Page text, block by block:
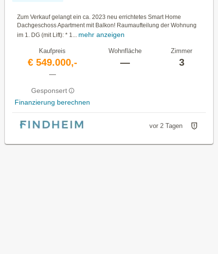
Zum Verkauf gelangt ein ca. 2023 neu errichtetes Smart Home
Dachgeschoss Apartment mit Balkon! Raumaufteilung der Wohnung
im 1. DG (mit Lift): * 1... mehr anzeigen
Kaufpreis
€ 549.000,-
—
Gesponsert
Finanzierung berechnen
Wohnfläche
—
Zimmer
3
vor 2 Tagen